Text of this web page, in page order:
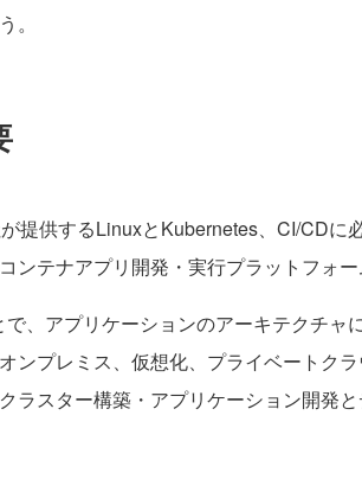
。
提供するLinuxとKubernetes、CI/CDに
ンテナアプリ開発・実行プラットフォー
、アプリケーションのアーキテクチャ
ンプレミス、仮想化、プライベートク
ラスター構築・アプリケーション開発